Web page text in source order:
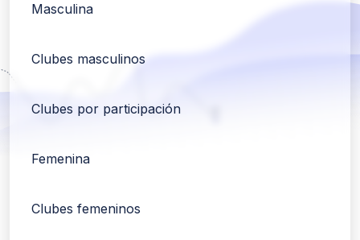
Masculina
Clubes masculinos
Clubes por participación
Femenina
Clubes femeninos